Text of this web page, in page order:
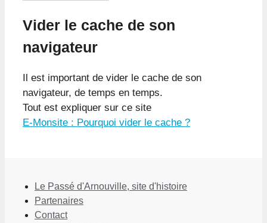
Vider le cache de son
navigateur
Il est important de vider le cache de son
navigateur, de temps en temps.
Tout est expliquer sur ce site
E-Monsite : Pourquoi vider le cache ?
Le Passé d'Arnouville, site d'histoire
Partenaires
Contact